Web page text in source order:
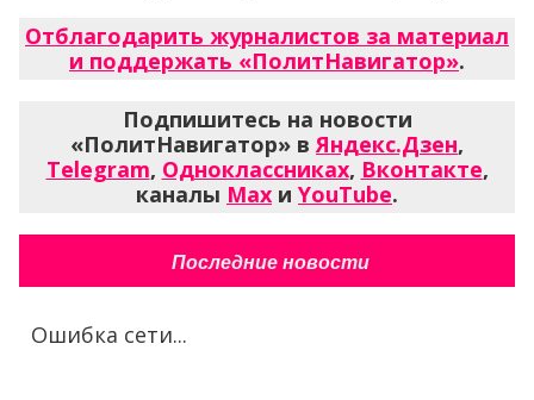
Отблагодарить журналистов за материал
и поддержать «ПолитНавигатор».
Подпишитесь на новости
«ПолитНавигатор» вЯндекс.Дзен,
Telegram, Одноклассниках, Вконтакте,
каналы Max и YouTube.
Последние новости
Ошибка сети...